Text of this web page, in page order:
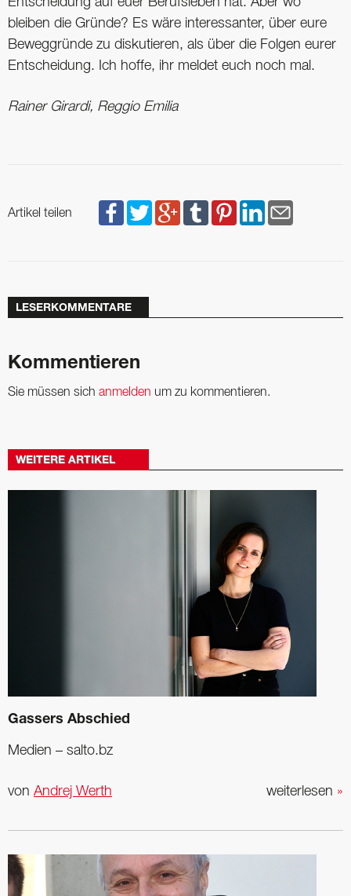
bleiben die Gründe? Es wäre interessanter, über eure
Beweggründe zu diskutieren, als über die Folgen eurer
Entscheidung. Ich hoffe, ihr meldet euch noch mal.
Rainer Girardi, Reggio Emilia
Artikel teilen
LESERKOMMENTARE
Kommentieren
Sie müssen sich anmelden um zu kommentieren.
WEITERE ARTIKEL
Gassers Abschied
Medien – salto.bz
weiterlesen »
von Andrej Werth